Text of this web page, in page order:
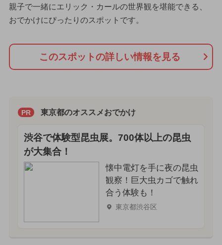
親子で一緒にエリック・カールの世界観を堪能できる、
おでかけにぴったりのスポットです。
このスポットの詳しい情報を見る
PR 東京都のオススメおでかけ
渋谷で体験型昆虫展。700体以上の昆虫
が大集合！
懐中電灯を手に夜の昆虫
観察！巨大虫カゴで触れ
合う体験も！
東京都渋谷区